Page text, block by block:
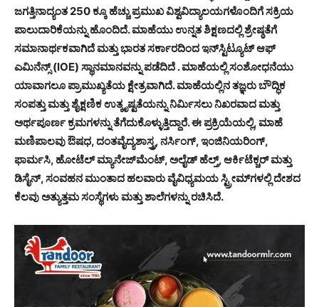
ಜಗತ್ತಿನಾದ್ಯಂತ 250 ಕ್ಕೂ ಹೆಚ್ಚು ಪ್ರಮುಖ ವಿಶ್ವವಿದ್ಯಾಲಯಗಳೊಂದಿಗೆ ಸಕ್ರಿಯ
ಪಾಲುದಾರಿಕೆಯನ್ನು ಹೊಂದಿದೆ. ಮಾಹೆಯು ಉನ್ನತ ಶಿಕ್ಷಣದಲ್ಲಿ ಶ್ರೇಷ್ಠತೆಗೆ
ಸಮಾನಾರ್ಥಕವಾಗಿದೆ ಮತ್ತು ಭಾರತ ಸರ್ಕಾರದಿಂದ ಇನ್‌ಸ್ಟಿಟ್ಯೂಟ್ ಆಫ್
ಎಮಿನೆನ್ಸ್ (IOE) ಸ್ಥಾನಮಾನವನ್ನು ಪಡೆದಿದೆ . ಮಾಹೆಯಲ್ಲಿ ಸಂಶೋಧನೆಯು
ಯಾವಾಗಲೂ ಪ್ರಾಮುಖ್ಯತೆಯ ಕ್ಷೇತ್ರವಾಗಿದೆ. ಮಾಹೆಯಲ್ಲಿನ ತಜ್ಞರು ಬೌದ್ಧಿಕ
ಸಂಪತ್ತು ಮತ್ತು ಶೈಕ್ಷಣಿಕ ಉತ್ಕೃಷ್ಟತೆಯನ್ನು ನಿರ್ಮಿಸಲು ನಿಖರವಾದ ಮತ್ತು
ಅರ್ಥಪೂರ್ಣ ಕ್ರಮಗಳನ್ನು ತೆಗೆದುಕೊಳ್ಳುತ್ತಿದ್ದಾರೆ. ಈ ಪ್ರಕ್ರಿಯೆಯಲ್ಲಿ, ಮಾಹೆ
ಮಣಿಪಾಲವು ಔಷಧ, ದಂತವೈದ್ಯಶಾಸ್ತ್ರ, ನರ್ಸಿಂಗ್, ಇಂಜಿನಿಯರಿಂಗ್,
ಫಾರ್ಮಸಿ, ಹೋಟೆಲ್ ಮ್ಯಾನೇಜ್‌ಮೆಂಟ್, ಅಲೈಡ್ ಹೆಲ್ತ್, ಆರ್ಕಿಟೆಕ್ಚರ್ ಮತ್ತು
ಡಿಸೈನ್, ಸಂವಹನ ಮುಂತಾದ ಹಲವಾರು ವೈವಿಧ್ಯಮಯ ಸ್ಟ್ರೀಮ್‌ಗಳಲ್ಲಿ ದೇಶದ
ಕೆಲವು ಅತ್ಯುತ್ತಮ ಸಂಸ್ಥೆಗಳು ಮತ್ತು ಶಾಲೆಗಳನ್ನು ರಚಿಸಿದೆ.